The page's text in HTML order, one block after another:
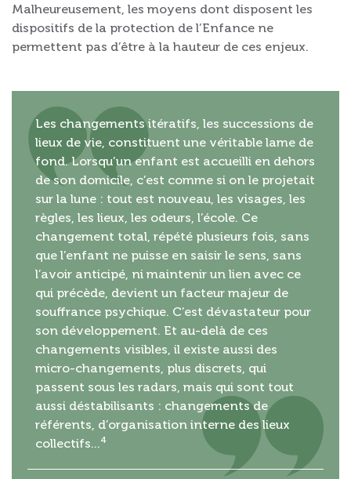
Malheureusement, les moyens dont disposent les
dispositifs de la protection de l’Enfance ne
permettent pas d’être à la hauteur de ces enjeux.
Les changements itératifs, les successions de
lieux de vie, constituent une véritable lame de
fond. Lorsqu’un enfant est accueilli en dehors
de son domicile, c’est comme si on le projetait
sur la lune : tout est nouveau, les visages, les
règles, les lieux, les odeurs, l’école. Ce
changement total, répété plusieurs fois, sans
que l’enfant ne puisse en saisir le sens, sans
l’avoir anticipé, ni maintenir un lien avec ce
qui précède, devient un facteur majeur de
souffrance psychique. C’est dévastateur pour
son développement. Et au-delà de ces
changements visibles, il existe aussi des
micro-changements, plus discrets, qui
passent sous les radars, mais qui sont tout
aussi déstabilisants : changements de
référents, d’organisation interne des lieux
collectifs... 4